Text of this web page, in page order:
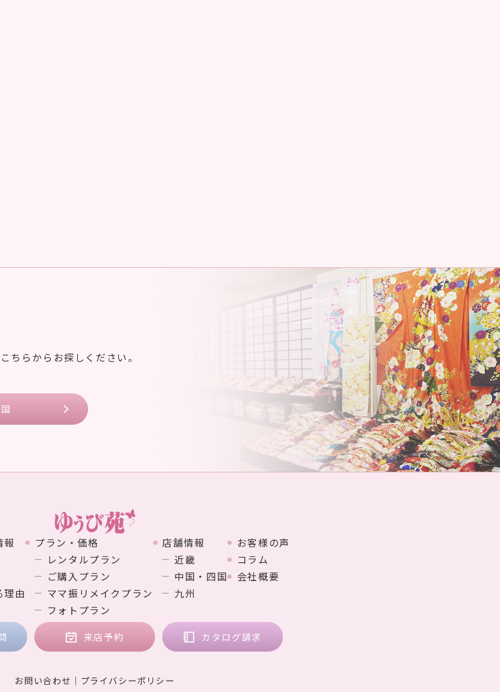
ちらからお探しください。
報
理由
プラン・価格
レンタルプラン
ご購入プラン
ママ振リメイクプラン
フォトプラン
店舗情報
近畿
中国・四国
九州
お客様の声
コラム
会社概要
来店予約 カタログ請求
お問い合わせ プライバシーポリシー